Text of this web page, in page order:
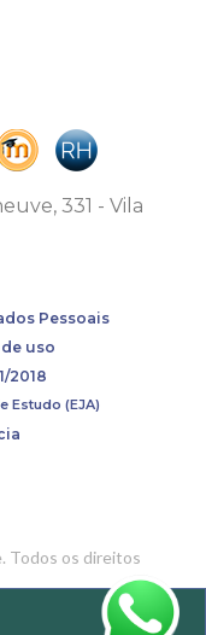
331 - Vila
Pessoais
uso
2018
Estudo (EJA)
Todos os direitos
Azul | CNPJ